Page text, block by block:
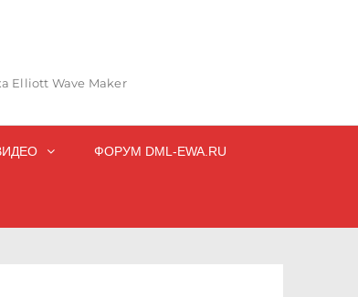
Elliott Wave Maker
ФОРУМ DML-EWA.RU